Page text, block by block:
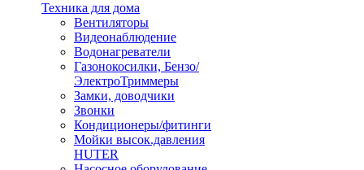
Техника для дома
Вентиляторы
Видеонаблюдение
Водонагреватели
Газонокосилки, Бензо/
ЭлектроТриммеры
Замки, доводчики
Звонки
Кондиционеры/фитинги
Мойки высок.давления
HUTER